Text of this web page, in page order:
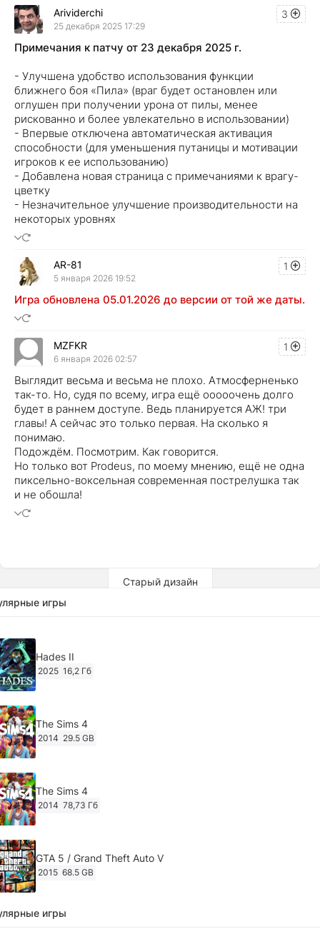
3
Arividerchi
25 декабря 2025 17:29
Примечания к патчу от 23 декабря 2025 г.
- Улучшена удобство использования функции
ближнего боя «Пила» (враг будет остановлен или
оглушен при получении урона от пилы, менее
рискованно и более увлекательно в использовании)
- Впервые отключена автоматическая активация
способности (для уменьшения путаницы и мотивации
игроков к ее использованию)
- Добавлена ​​новая страница с примечаниями к врагу-
цветку
- Незначительное улучшение производительности на
некоторых уровнях
1
AR-81
5 января 2026 19:52
Игра обновлена 05.01.2026 до версии от той же даты.
1
MZFKR
6 января 2026 02:57
Выглядит весьма и весьма не плохо. Атмосферненько
так-то. Но, судя по всему, игра ещё ооооочень долго
будет в раннем доступе. Ведь планируется АЖ! три
главы! А сейчас это только первая. На сколько я
понимаю.
Подождём. Посмотрим. Как говорится.
Но только вот Prodeus, по моему мнению, ещё не одна
пиксельно-воксельная современная пострелушка так
и не обошла!
Старый дизайн
игры
Hades II
2025 16,2 Гб
The Sims 4
2014 29.5 GB
The Sims 4
2014 78,73 Гб
GTA 5 / Grand Theft Auto V
2015 68.5 GB
Ghost of Tsushima: Director's Cut v.1053.8.1023.1614
игры